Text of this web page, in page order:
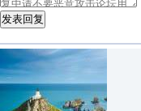
发表回复